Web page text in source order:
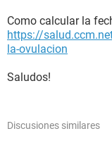
Como calcular la
https://
la-ovulacion
Saludos!
Discusiones similares